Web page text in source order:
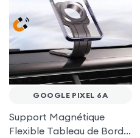
GOOGLE PIXEL 6A
Support Magnétique
Flexible Tableau de Bord